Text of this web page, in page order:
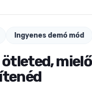
Ingyenes demó mód
ötleted,